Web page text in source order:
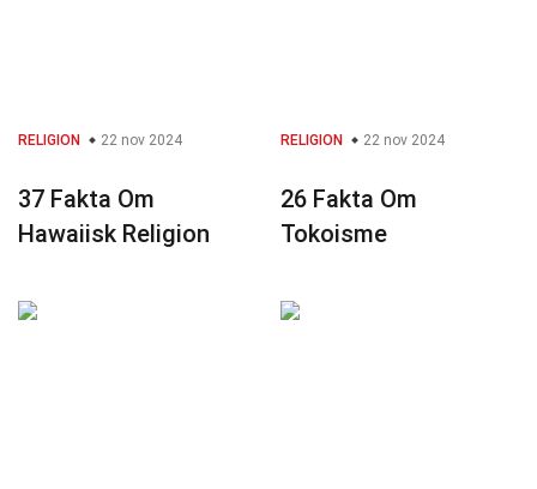
RELIGION 22 nov 2024
37 Fakta Om
Hawaiisk Religion
RELIGION 22 nov 2024
26 Fakta Om
Tokoisme